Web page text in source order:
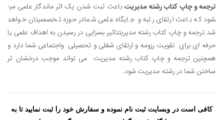
ترجمه و چاپ کتاب رشته مدیریتباعث ثبت شدن یک اثر ماندگار علمی می­
شود که باعث ارتقای رتبه و جایگاه علمی شمادر حوزه تخصصیتان خواهد
شد.ترجمه و چاپ کتاب رشته مدیریتتاثیر بسزایی در رسیدن به اهداف علمی یا
حرفه ای برای تقویت رزومه و ارتقای شغلی و تحصیلی واجتماعی شما دارد و
همچنین ترجمه و چاپ کتاب رشته مدیریت می تواند موجب درخشان تر
ساختن شما در رشته مدیریت شود.
کافی است در وبسایت ثبت نام نموده و سفارش خود را ثبت نمایید تا به